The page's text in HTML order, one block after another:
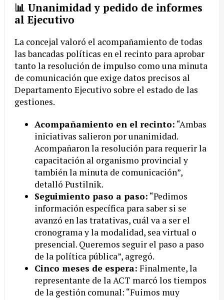
📊 Unanimidad y pedido de informes
al Ejecutivo
La concejal valoró el acompañamiento de todas
las bancadas políticas en el recinto para aprobar
tanto la resolución de impulso como una minuta
de comunicación que exige datos precisos al
Departamento Ejecutivo sobre el estado de las
gestiones.
Acompañamiento en el recinto: “Ambas
iniciativas salieron por unanimidad.
Acompañaron la resolución para requerir la
capacitación al organismo provincial y
también la minuta de comunicación”,
detalló Pustilnik.
Seguimiento paso a paso: “Pedimos
información específica para saber si se
avanzó en las tratativas, cuál va a ser el
cronograma y la modalidad, sea virtual o
presencial. Queremos seguir el paso a paso
de la política pública”, agregó.
Cinco meses de espera: Finalmente, la
representante de la ACT marcó los tiempos
de la gestión comunal: “Fuimos muy